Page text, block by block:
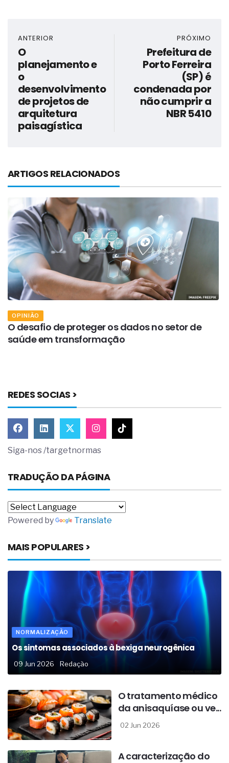
ANTERIOR
O
planejamento e
o
desenvolvimento
de projetos de
arquitetura
paisagística
PRÓXIMO
Prefeitura de
Porto Ferreira
(SP) é
condenada por
não cumprir a
NBR 5410
ARTIGOS RELACIONADOS
OPINIÃO
O desafio de proteger os dados no setor de
saúde em transformação
REDES SOCIAS >
Siga-nos /targetnormas
TRADUÇÃO DA PÁGINA
Powered by Translate
MAIS POPULARES >
NORMALIZAÇÃO
Os sintomas associados à bexiga neurogênica
09 Jun 2026 Redação
O tratamento médico
da anisaquíase ou ve...
02 Jun 2026
A caracterização do